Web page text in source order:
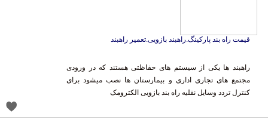
قیمت راه بند پارکینگ.راهبند بازویی.تعمیر راهبند
راهبند ها یکی از سیستم های حفاظتی هستند که در ورودی
مجتمع های تجاری اداری و بیمارستان ها نصب میشود برای
کنترل تردد وسایل نقلیه راه بند بازویی الکترومک